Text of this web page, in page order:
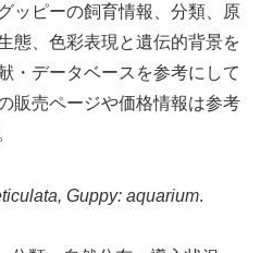
ッピーの飼育情報、分類、原
態、色彩表現と遺伝的背景を
・データベースを参考にして
販売ページや価格情報は参考
Guppy: aquarium.